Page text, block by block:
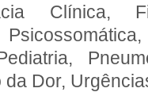
Clínica,
Dor,